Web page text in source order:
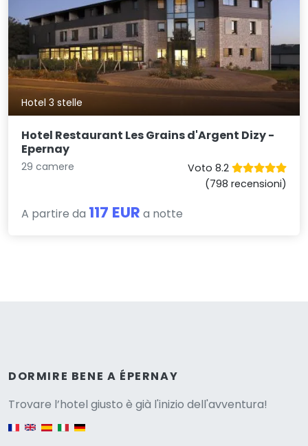
Hotel 3 stelle
Hotel Restaurant Les Grains d'Argent Dizy -
Epernay
29 camere
Voto 8.2
(798 recensioni)
A partire da 117 EUR a notte
DORMIRE BENE A ÉPERNAY
Trovare l’hotel giusto è già l'inizio dell'avventura!